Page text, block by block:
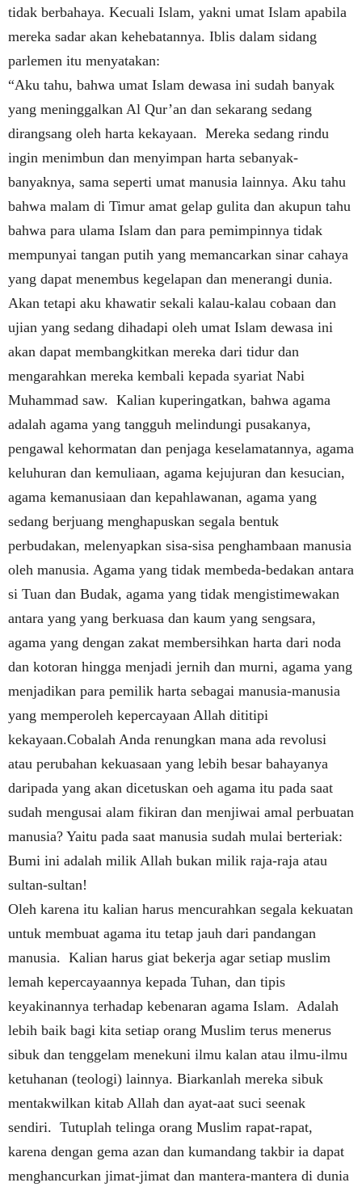
tidak berbahaya. Kecuali Islam, yakni umat Islam apabila
mereka sadar akan kehebatannya. Iblis dalam sidang
parlemen itu menyatakan:
“Aku tahu, bahwa umat Islam dewasa ini sudah banyak
yang meninggalkan Al Qur’an dan sekarang sedang
dirangsang oleh harta kekayaan. Mereka sedang rindu
ingin menimbun dan menyimpan harta sebanyak-
banyaknya, sama seperti umat manusia lainnya. Aku tahu
bahwa malam di Timur amat gelap gulita dan akupun tahu
bahwa para ulama Islam dan para pemimpinnya tidak
mempunyai tangan putih yang memancarkan sinar cahaya
yang dapat menembus kegelapan dan menerangi dunia.
Akan tetapi aku khawatir sekali kalau-kalau cobaan dan
ujian yang sedang dihadapi oleh umat Islam dewasa ini
akan dapat membangkitkan mereka dari tidur dan
mengarahkan mereka kembali kepada syariat Nabi
Muhammad saw. Kalian kuperingatkan, bahwa agama
adalah agama yang tangguh melindungi pusakanya,
pengawal kehormatan dan penjaga keselamatannya, agama
keluhuran dan kemuliaan, agama kejujuran dan kesucian,
agama kemanusiaan dan kepahlawanan, agama yang
sedang berjuang menghapuskan segala bentuk
perbudakan, melenyapkan sisa-sisa penghambaan manusia
oleh manusia. Agama yang tidak membeda-bedakan antara
si Tuan dan Budak, agama yang tidak mengistimewakan
antara yang yang berkuasa dan kaum yang sengsara,
agama yang dengan zakat membersihkan harta dari noda
dan kotoran hingga menjadi jernih dan murni, agama yang
menjadikan para pemilik harta sebagai manusia-manusia
yang memperoleh kepercayaan Allah dititipi
kekayaan.Cobalah Anda renungkan mana ada revolusi
atau perubahan kekuasaan yang lebih besar bahayanya
daripada yang akan dicetuskan oeh agama itu pada saat
sudah mengusai alam fikiran dan menjiwai amal perbuatan
manusia? Yaitu pada saat manusia sudah mulai berteriak:
Bumi ini adalah milik Allah bukan milik raja-raja atau
sultan-sultan!
Oleh karena itu kalian harus mencurahkan segala kekuatan
untuk membuat agama itu tetap jauh dari pandangan
manusia. Kalian harus giat bekerja agar setiap muslim
lemah kepercayaannya kepada Tuhan, dan tipis
keyakinannya terhadap kebenaran agama Islam. Adalah
lebih baik bagi kita setiap orang Muslim terus menerus
sibuk dan tenggelam menekuni ilmu kalan atau ilmu-ilmu
ketuhanan (teologi) lainnya. Biarkanlah mereka sibuk
mentakwilkan kitab Allah dan ayat-aat suci seenak
sendiri. Tutuplah telinga orang Muslim rapat-rapat,
karena dengan gema azan dan kumandang takbir ia dapat
menghancurkan jimat-jimat dan mantera-mantera di dunia